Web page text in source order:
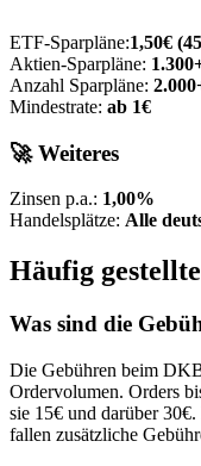
ETF-Sparpläne:1,50€
Aktien-Sparpläne:
Anzahl Sparpläne:
Mindestrate: ab 1€
🚀 Weiteres
Zinsen p.a.: 1,00%
Handelsplätze: Alle
Häufig
Was sind die
Die Gebühren beim
Ordervolumen. Orders
sie 15€ und darüber
fallen zusätzliche